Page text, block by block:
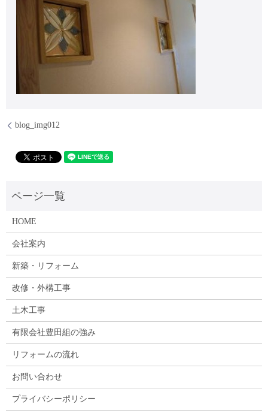
blog_img012
HOME
会社案内
新築・リフォーム
改修・外構工事
土木工事
有限会社豊田組の強み
リフォームの流れ
お問い合わせ
プライバシーポリシー